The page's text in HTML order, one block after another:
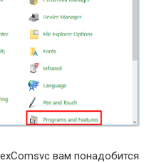
вам понадобится